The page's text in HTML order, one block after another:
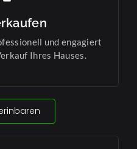
und engagiert
Ihres Hauses.